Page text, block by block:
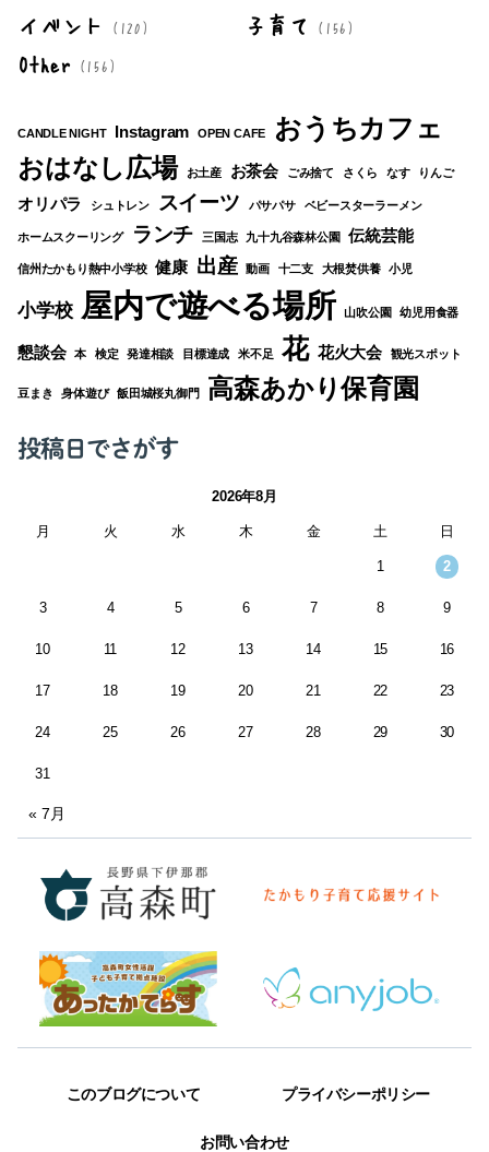
イベント (120) 子育て (156)
Other(156)
CANDLE NIGHT Instagram OPEN CAFE おうちカフェ
おはなし広場 お土産 お茶会 ごみ捨て さくら なす りんご
オリパラ シュトレン スイーツ パサパサ ベビースターラーメン
ホームスクーリング ランチ 三国志 九十九谷森林公園 伝統芸能
信州たかもり熱中小学校 健康 出産 動画 十二支 大根焚供養 小児
小学校 屋内で遊べる場所 山吹公園 幼児用食器
懇談会 本 検定 発達相談 目標達成 米不足 花 花火大会 観光スポット
豆まき 身体遊び 飯田城桜丸御門 高森あかり保育園
投稿日でさがす
2026年8月
月 火 水 木 金 土 日
1 2
3 4 5 6 7 8 9
10 11 12 13 14 15 16
17 18 19 20 21 22 23
24 25 26 27 28 29 30
31
« 7月
このブログについて プライバシーポリシー
お問い合わせ